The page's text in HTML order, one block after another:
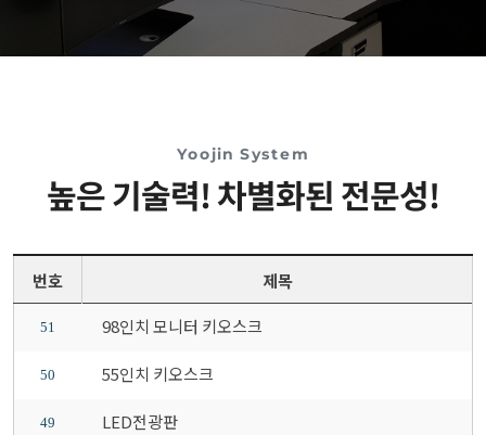
Yoojin System
높은 기술력! 차별화된 전문성!
번호 제목
51 98인치 모니터 키오스크
50 55인치 키오스크
49 LED전광판